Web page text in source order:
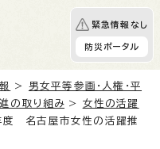
緊急情報なし
防災ポータル
> 男女平等参画・人権・平
の取り組み > 女性の活躍
名古屋市女性の活躍推